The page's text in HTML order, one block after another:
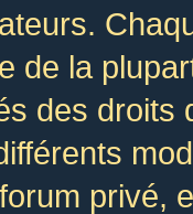
de la
des
privé,